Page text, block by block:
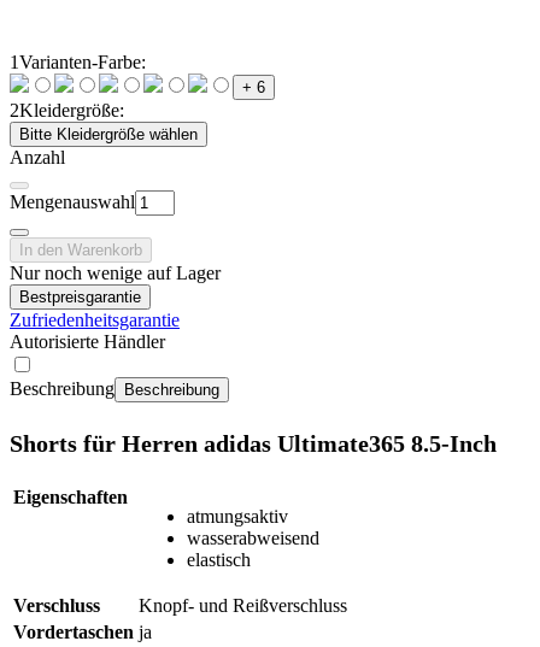
1Varianten-Farbe:
+ 6
2Kleidergröße:
Bitte Kleidergröße wählen
Anzahl
Mengenauswahl
In den Warenkorb
Nur noch wenige auf Lager
Bestpreisgarantie
Zufriedenheitsgarantie
Autorisierte Händler
Beschreibung Beschreibung
Shorts für Herren adidas Ultimate365 8.5-Inch
Eigenschaften
atmungsaktiv
wasserabweisend
elastisch
Verschluss
Knopf- und Reißverschluss
Vordertaschen ja